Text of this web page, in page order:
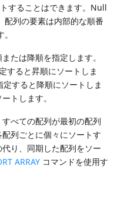
することはできます。Null
配列の要素は内部的な順番
たは降順を指定します。
すると昇順にソートしま
すると降順にソートしま
トします。
べての配列が最初の配列
列ごとに個々にソートす
り、同期した配列をソー
ARRAY コマンドを使用す